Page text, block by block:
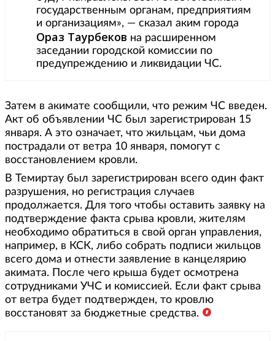
государственным органам, предприятиям
и организациям», — сказал аким города
Ораз Таурбеков на расширенном
заседании городской комиссии по
предупреждению и ликвидации ЧС.
Затем в акимате сообщили, что режим ЧС введен.
Акт об объявлении ЧС был зарегистрирован 15
января. А это означает, что жильцам, чьи дома
пострадали от ветра 10 января, помогут с
восстановлением кровли.
В Темиртау был зарегистрирован всего один факт
разрушения, но регистрация случаев
продолжается. Для того чтобы оставить заявку на
подтверждение факта срыва кровли, жителям
необходимо обратиться в свой орган управления,
например, в КСК, либо собрать подписи жильцов
всего дома и отнести заявление в канцелярию
акимата. После чего крыша будет осмотрена
сотрудниками УЧС и комиссией. Если факт срыва
от ветра будет подтвержден, то кровлю
восстановят за бюджетные средства.